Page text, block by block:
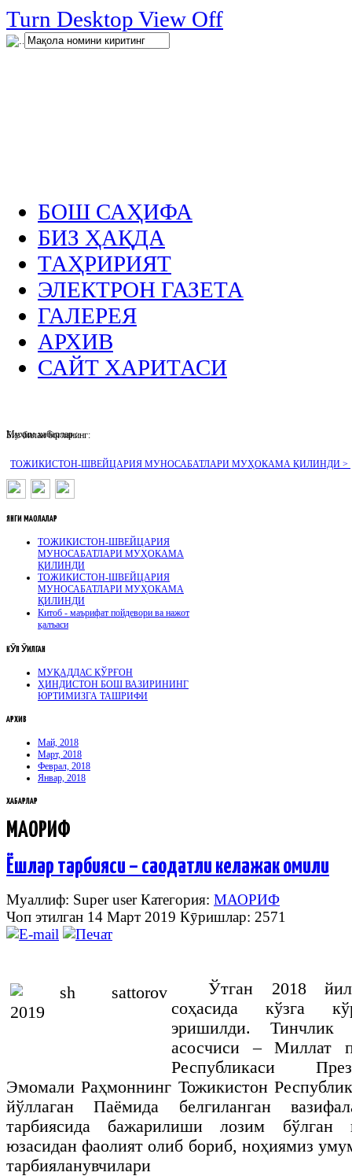
Turn Desktop View Off
.
БОШ САҲИФА
БИЗ ҲАҚДА
ТАҲРИРИЯТ
ЭЛЕКТРОН ГАЗЕТА
ГАЛЕРЕЯ
АРХИВ
САЙТ ХАРИТАСИ
Муҳим хабарлар :
ТОЖИКИСТОН-ШВЕЙЦАРИЯ МУНОСАБАТЛАРИ МУҲОКАМА ҚИЛИНДИ >
Биз билан боғланинг:
ЯНГИ МАҚОЛАЛАР
ТОЖИКИСТОН-ШВЕЙЦАРИЯ
МУНОСАБАТЛАРИ МУҲОКАМА
ҚИЛИНДИ
ТОЖИКИСТОН-ШВЕЙЦАРИЯ
МУНОСАБАТЛАРИ МУҲОКАМА
ҚИЛИНДИ
Китоб - маърифат пойдевори ва нажот
қалъаси
КӮП ӮҚИЛГАН
МУҚАДДАС ҚЎРҒОН
ҲИНДИСТОН БОШ ВАЗИРИНИНГ
ЮРТИМИЗГА ТАШРИФИ
АРХИВ
Май, 2018
Март, 2018
Феврал, 2018
Январ, 2018
ХАБАРЛАР
МАОРИФ
Ёшлар тарбияси – саодатли келажак омили
Муаллиф: Super userКатегория: МАОРИФ
Чоп этилган 14 Март 2019 Кӯришлар: 2571
Ўтган 2018
соҳасида кўзга
эришилди.
асосчиси – Миллат
Республикаси
Эмомали Раҳмоннинг Тожикистон
йўллаган Паёмида белгиланган
тарбиясида бажарилиши лозим бўлган
юзасидан фаолият олиб бориб, ноҳиямиз
тарбияланувчилари